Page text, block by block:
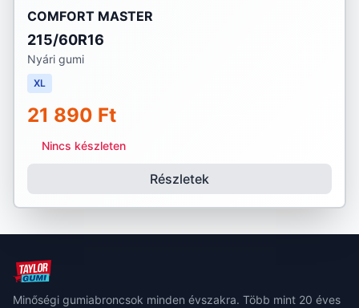
COMFORT MASTER
215/60R16
Nyári gumi
XL
21 890 Ft
Nincs készleten
Részletek
Minőségi gumiabroncsok minden évszakra. Több mint 20 éves